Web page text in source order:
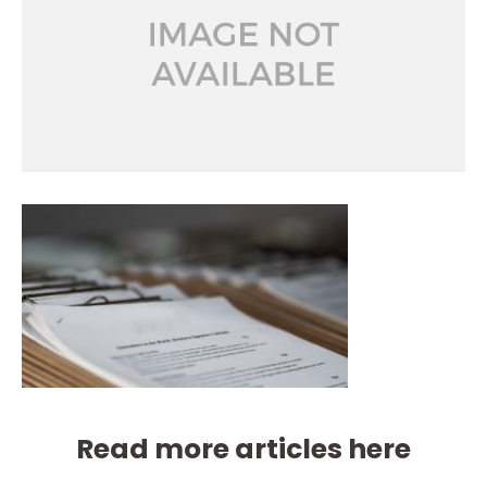
Read more articles here